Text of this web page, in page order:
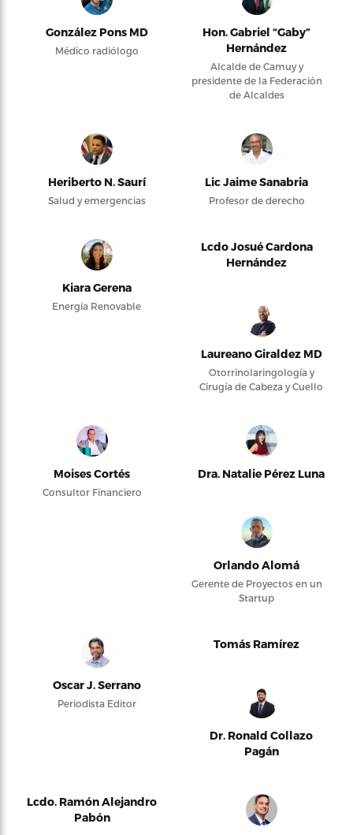
González Pons MD
Médico radiólogo
Hon. Gabriel “Gaby”
Hernández
Alcalde de Camuy y
presidente de la Federación
de Alcaldes
Heriberto N. Saurí
Salud y emergencias
Lic Jaime Sanabria
Profesor de derecho
Kiara Gerena
Energía Renovable
Lcdo Josué Cardona
Hernández
Laureano Giraldez MD
Otorrinolaringología y
Cirugía de Cabeza y Cuello
Moises Cortés
Consultor Financiero
Dra. Natalie Pérez Luna
Orlando Alomá
Gerente de Proyectos en un
Startup
Oscar J. Serrano
Periodista Editor
Tomás Ramírez
Dr. Ronald Collazo
Pagán
Lcdo. Ramón Alejandro
Pabón